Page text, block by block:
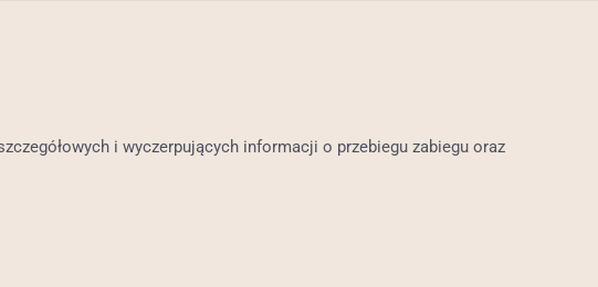
i wyczerpujących informacji o przebiegu zabiegu oraz